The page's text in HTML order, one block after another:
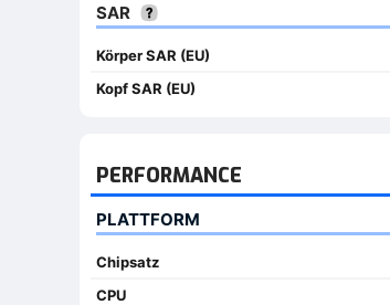
SAR
Körper SAR (EU)
Kopf SAR (EU)
PERFORMANCE
PLATTFORM
Chipsatz
CPU